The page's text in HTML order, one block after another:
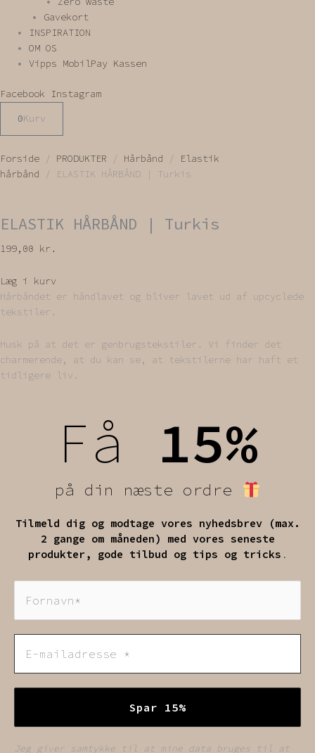
Gavekort
INSPIRATION
OM OS
Vipps MobilPay Kassen
Facebook Instagram
0Kurv
Forside / PRODUKTER / Hårbånd /
Elastik
hårbånd / ELASTIK HÅRBÅND | Turkis
ELASTIK HÅRBÅND | Turkis
199,00 kr.
Læg i kurv
Hårbåndet er håndlavet og bliver lavet ud af upcyclede
tekstiler.
Husk på at det er genbrugstekstiler. Vi finder det
charmerende, at du kan se, at tekstilerne har haft et
tidligere liv.
Få 15%
på din næste ordre
Tilmeld dig og modtage vores nyhedsbrev (max.
2 gange om måneden) med vores seneste
produkter, gode tilbud og tips og tricks .
Jeg giver samtykke til at mine data bruges til at